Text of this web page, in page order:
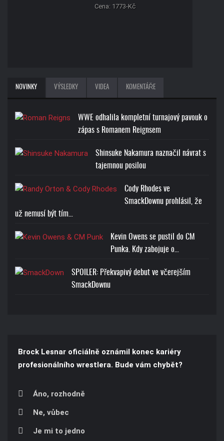
Cena: 1773-Kč
ROMAN REIGNS ONE AND
JOHN CENA U CAN'T SEE
ME T-SHIRT
NOVINKY VÝSLEDKY VIDEA KOMENTÁŘE
WWE odhalila kompletní turnajový pavouk o
zápas s Romanem Reignsem
Shinsuke Nakamura naznačil návrat s
tajemnou posilou
Cody Rhodes ve
SmackDownu prohlásil, že
už nemusí být tím…
Kevin Owens se pustil do CM
Punka. Kdy zabojuje o…
SPOILER: Překvapivý debut ve včerejším
SmackDownu
Brock Lesnar oficiálně oznámil konec kariéry
profesionálního wrestlera. Bude vám chybět?
Áno, rozhodně
Ne, vůbec
Je mi to jedno